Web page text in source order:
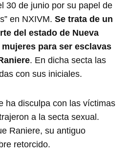
30 de junio por su papel de
en NXIVM.Se trata de un
del estado de Nueva
para ser esclavas
. En dicha secta las
con sus iniciales.
ha disculpa con las víctimas
a la secta sexual.
Raniere, su antiguo
retorcido.